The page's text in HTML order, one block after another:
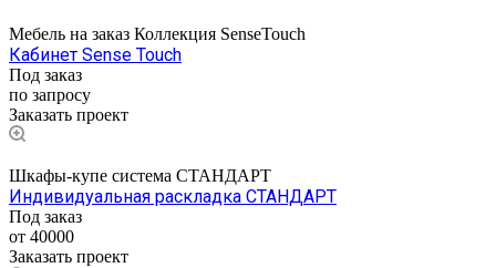
Мебель на заказ Коллекция SenseTouch
Кабинет Sense Touch
Под заказ
по запросу
Заказать проект
Шкафы-купе система СТАНДАРТ
Индивидуальная раскладка СТАНДАРТ
Под заказ
от 40000
Заказать проект